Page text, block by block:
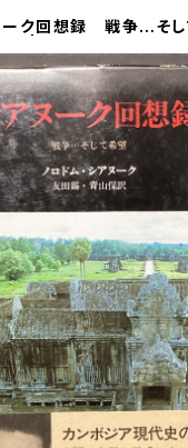
ーク回想録 戦争…そし